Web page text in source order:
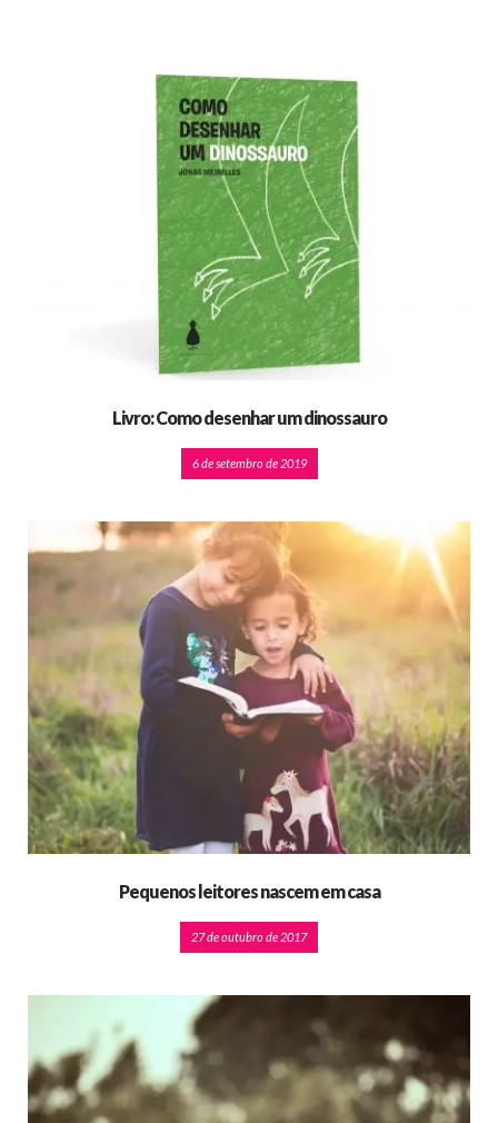
Livro: Como desenhar um dinossauro
6 de setembro de 2019
Pequenos leitores nascem em casa
27 de outubro de 2017